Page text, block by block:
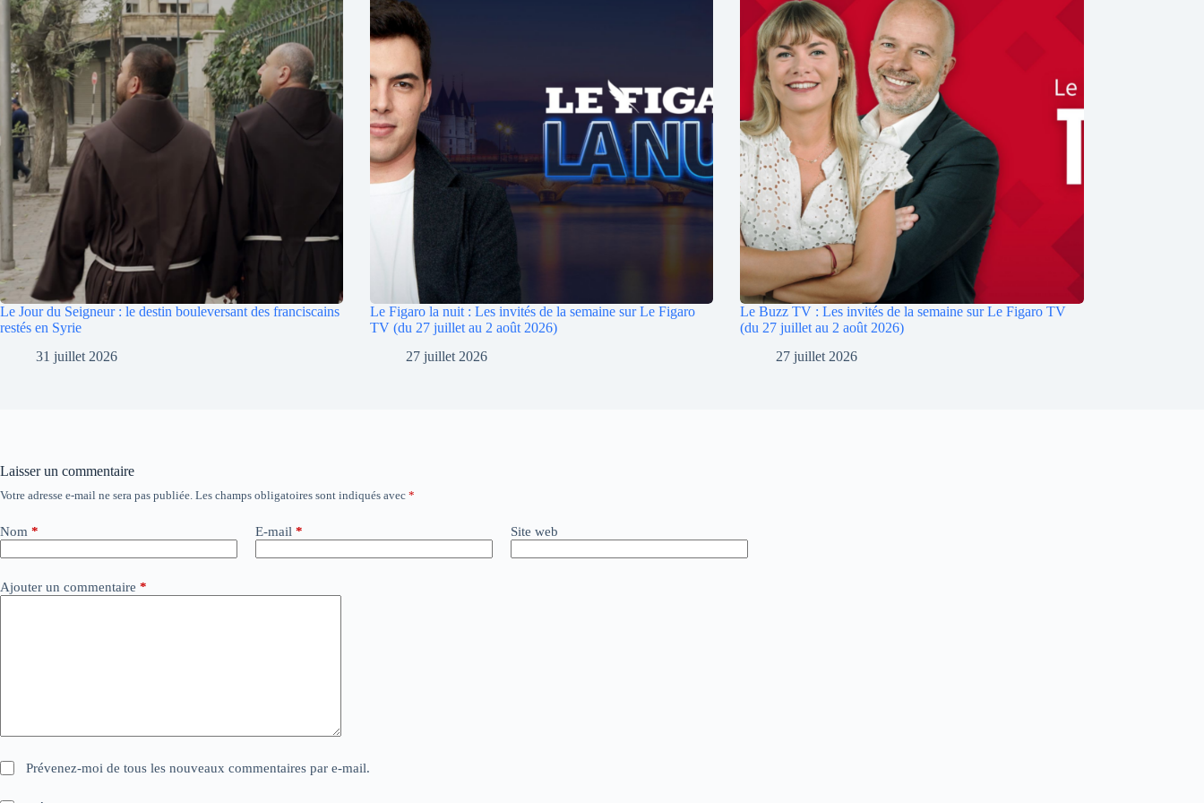
Le Jour du Seigneur : le destin bouleversant des franciscains
restés en Syrie
31 juillet 2026
Le Figaro la nuit : Les invités de la semaine sur Le Figaro
TV (du 27 juillet au 2 août 2026)
27 juillet 2026
Le Buzz TV : Les invités de la semaine sur Le Figaro TV
(du 27 juillet au 2 août 2026)
27 juillet 2026
Laisser un commentaire
Votre adresse e-mail ne sera pas publiée. Les champs obligatoires sont indiqués avec *
Nom * E-mail * Site web
Ajouter un commentaire *
Prévenez-moi de tous les nouveaux commentaires par e-mail.
A
t
e
r
a